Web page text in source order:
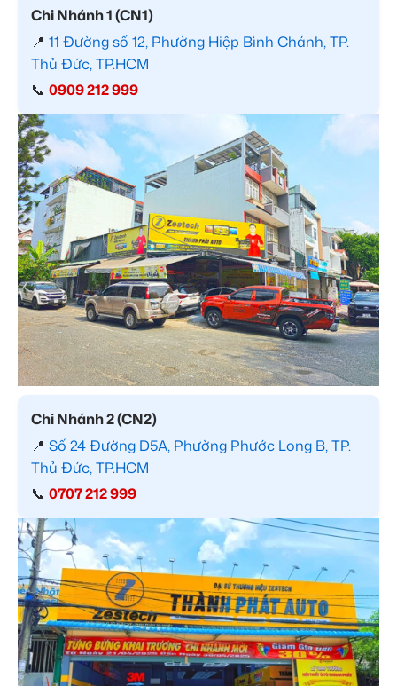
Chi Nhánh 1 (CN1)
📍 11 Đường số 12, Phường Hiệp Bình Chánh, TP.
Thủ Đức, TP.HCM
📞 0909 212 999
Chi Nhánh 2 (CN2)
📍 Số 24 Đường D5A, Phường Phước Long B, TP.
Thủ Đức, TP.HCM
📞 0707 212 999